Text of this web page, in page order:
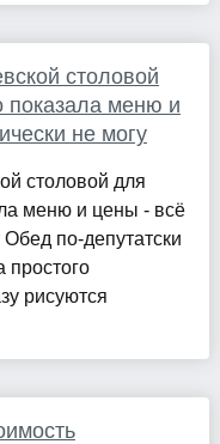
столовой
показала меню и
не могу
столовой для
меню и цены - всё
по-депутатски
простого
рисуются